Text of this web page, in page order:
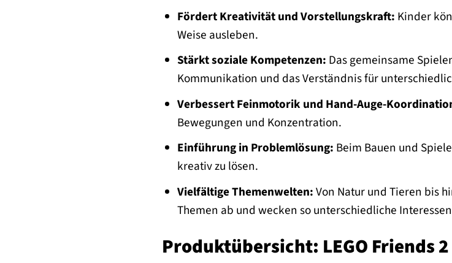
Fördert Kreativität und Vorstellungskraft: Kinder
Weise ausleben.
Stärkt soziale Kompetenzen: Das gemeinsame
Kommunikation und das Verständnis für
Verbessert Feinmotorik und Hand-Auge-
Bewegungen und Konzentration.
Einführung in Problemlösung: Beim Bauen und
kreativ zu lösen.
Vielfältige Themenwelten:Von Natur und Tieren bis
Themen ab und wecken so unterschiedliche
Produktübersicht: LEGO Friends